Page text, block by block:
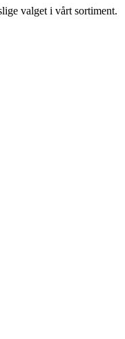
valget i vårt sortiment.